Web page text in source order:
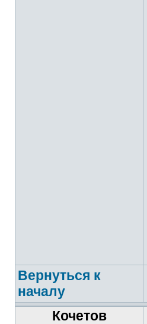
Вернуться к
началу
Кочетов